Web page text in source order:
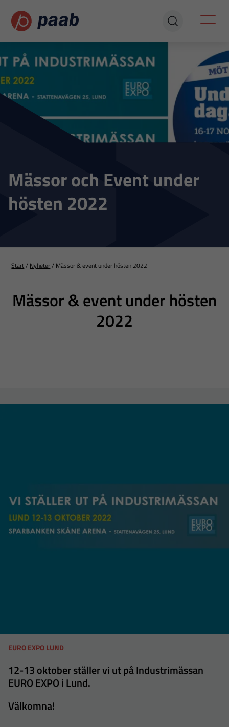
Mässor och Event under
hösten 2022
Start/ Nyheter/ Mässor & event under hösten 2022
Mässor & event under hösten
2022
EURO EXPO LUND
12-13 oktober ställer vi ut på Industrimässan
EURO EXPO i Lund.
Välkomna!